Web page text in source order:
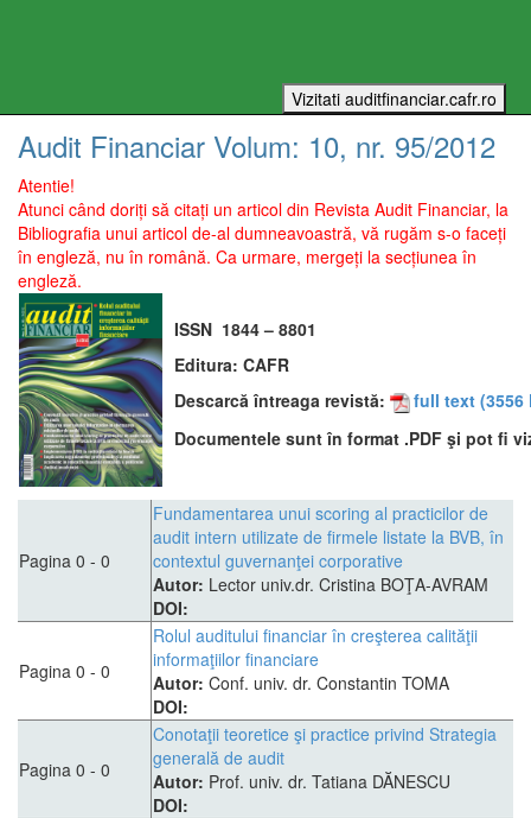
Audit Financiar Volum: 10, nr. 95/2012
Atentie!
Atunci când doriți să citați un articol din Revista Audit Financiar, la
Bibliografia unui articol de-al dumneavoastră, vă rugăm s-o faceți
în engleză, nu în română. Ca urmare, mergeți la secțiunea în
engleză.
ISSN 1844 – 8801
Editura: CAFR
Descarcă întreaga revistă:
full text (3556
Documentele sunt în format .PDF şi pot fi
Pagina 0 - 0
Fundamentarea unui scoring al practicilor de
audit intern utilizate de firmele listate la BVB, în
contextul guvernanţei corporative
Autor: Lector univ.dr. Cristina BOŢA-AVRAM
DOI:
Pagina 0 - 0
Rolul auditului financiar în creşterea calităţii
informaţiilor financiare
Autor: Conf. univ. dr. Constantin TOMA
DOI:
Pagina 0 - 0
Conotaţii teoretice şi practice privind Strategia
generală de audit
Autor: Prof. univ. dr. Tatiana DĂNESCU
DOI: